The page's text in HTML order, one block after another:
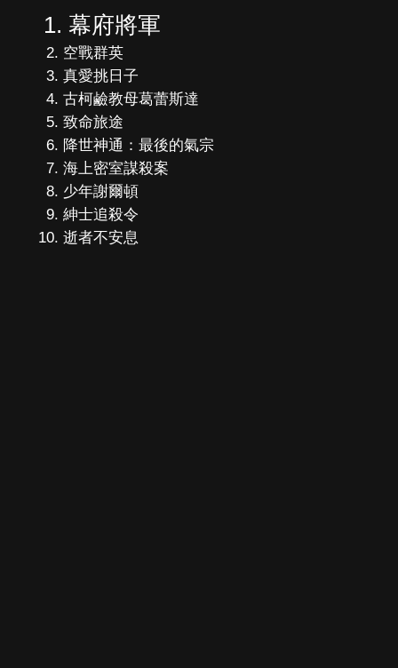
幕府將軍
空戰群英
真愛挑日子
古柯鹼教母葛蕾斯達
致命旅途
降世神通：最後的氣宗
海上密室謀殺案
少年謝爾頓
紳士追殺令
逝者不安息